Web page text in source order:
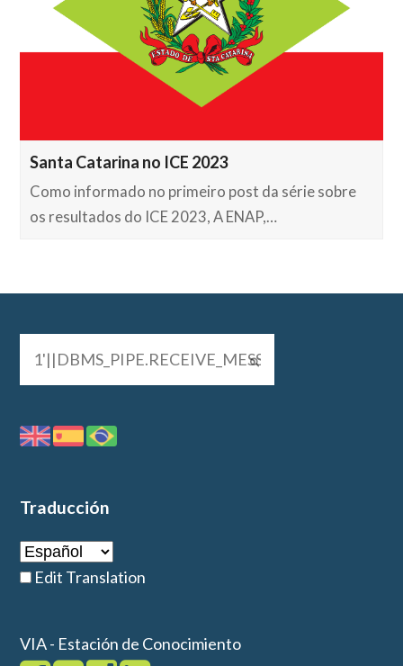
Santa Catarina no ICE 2023
Como informado no primeiro post da série sobre
os resultados do ICE 2023, A ENAP,…
Traducción
Edit Translation
VIA - Estación de Conocimiento